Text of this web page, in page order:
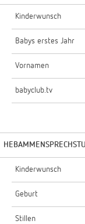
Kinderwunsch
Babys erstes Jahr
Vornamen
babyclub.tv
Kinderwunsch
Geburt
Stillen